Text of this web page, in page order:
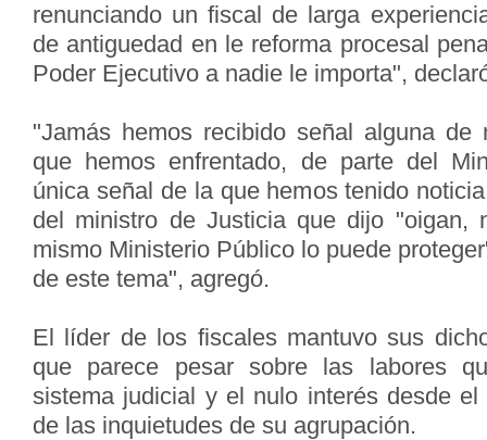
renunciando un fiscal de larga
de antiguedad en le reforma procesal
Poder Ejecutivo a nadie le importa",
"Jamás hemos recibido señal alguna de
que hemos enfrentado, de parte del
única señal de la que hemos tenido
del ministro de Justicia que dijo "oigan,
mismo Ministerio Público lo puede
de este tema", agregó.
El líder de los fiscales mantuvo sus
que parece pesar sobre las labores
sistema judicial y el nulo interés desde el
de las inquietudes de su agrupación.